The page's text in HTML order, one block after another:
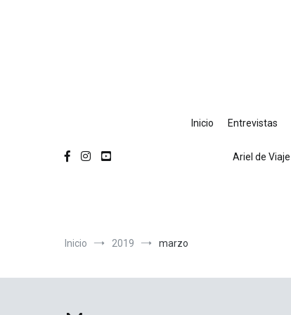
Inicio Entrevistas
Ariel de Viaje
Inicio 2019 marzo